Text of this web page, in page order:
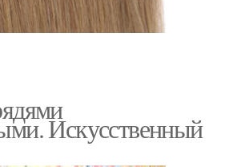
Искусственный